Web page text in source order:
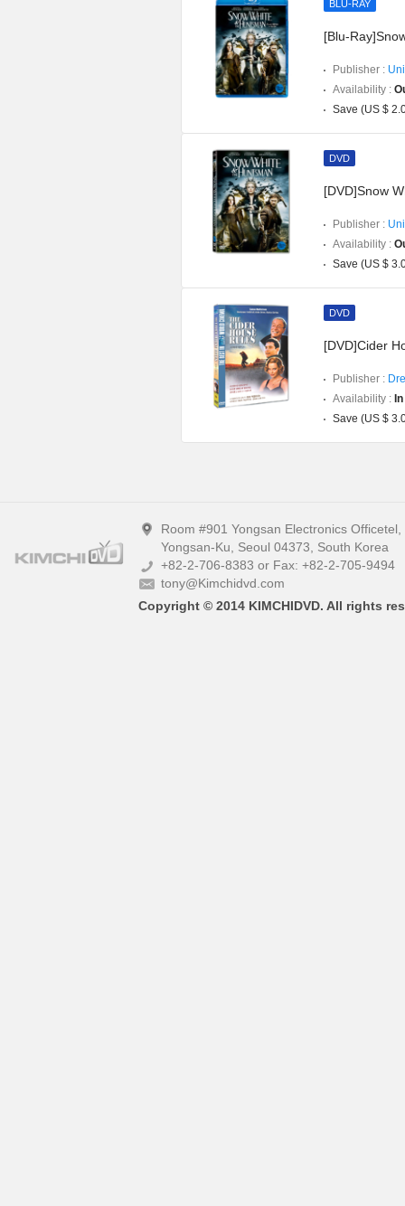
BLU-RAY
[Blu-
Publisher :
Availability :
Save (US $
DVD
[DVD]Snow
Publisher :
Availability :
Save (US $
DVD
[DVD]Cider
Publisher :
Availability :
Save (US $
Room #901 Yongsan Electronics
Yongsan-Ku, Seoul 04373, South Korea
+82-2-706-8383 or Fax: +82-2-705-9494
tony@Kimchidvd.com
Copyright © 2014 KIMCHIDVD. All rights